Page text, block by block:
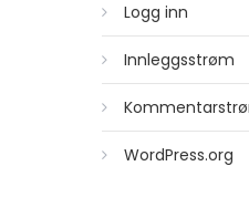
Logg inn
Innleggsstrøm
WordPress.org